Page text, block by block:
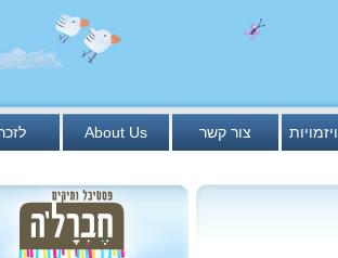
About Us צור קשר